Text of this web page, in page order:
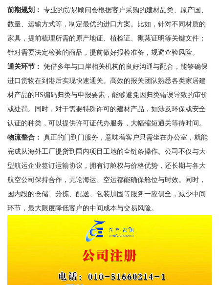
前期规划： 专业的贸易顾问会根据客户采购的建材品类、原产国、
数量、运输方式等，制定最优的进口方案。比如，针对不同材质的
家具，提前梳理所需的原产地证、植检证、熏蒸证明等关键文件；
针对需要法定检验的商品，提前做好报检准备，规避查验风险。
通关环节： 凭借多年与口岸相关机构的良好沟通与配合，能够确保
进口货物在到港后实现快速通关。高效的报关团队熟悉各类家居建
材产品的HS编码归类与申报要素，能够避免因归类错误导致的审价
或处罚。同时，对于需要特殊许可的建材产品，如涉及环保或安全
认证的种类，可以提供许可证代办服务，大幅缩短通关等待时间。
物流整合： 真正的门到门服务，意味着客户只需坐在办公室，就能
完成从海外工厂提货到国内项目工地的全链条操作。公司不仅与大
型航运企业签订运输协议，拥有订舱权与价格优势，还长期与各大
航空公司保持合作，无论海运、空运都能确保舱位与时效。同时，
国内段的仓储、分拣、配送、包装加固等服务一应俱全，减少中间
环节，最大限度降低客户的中间成本与交易风险。